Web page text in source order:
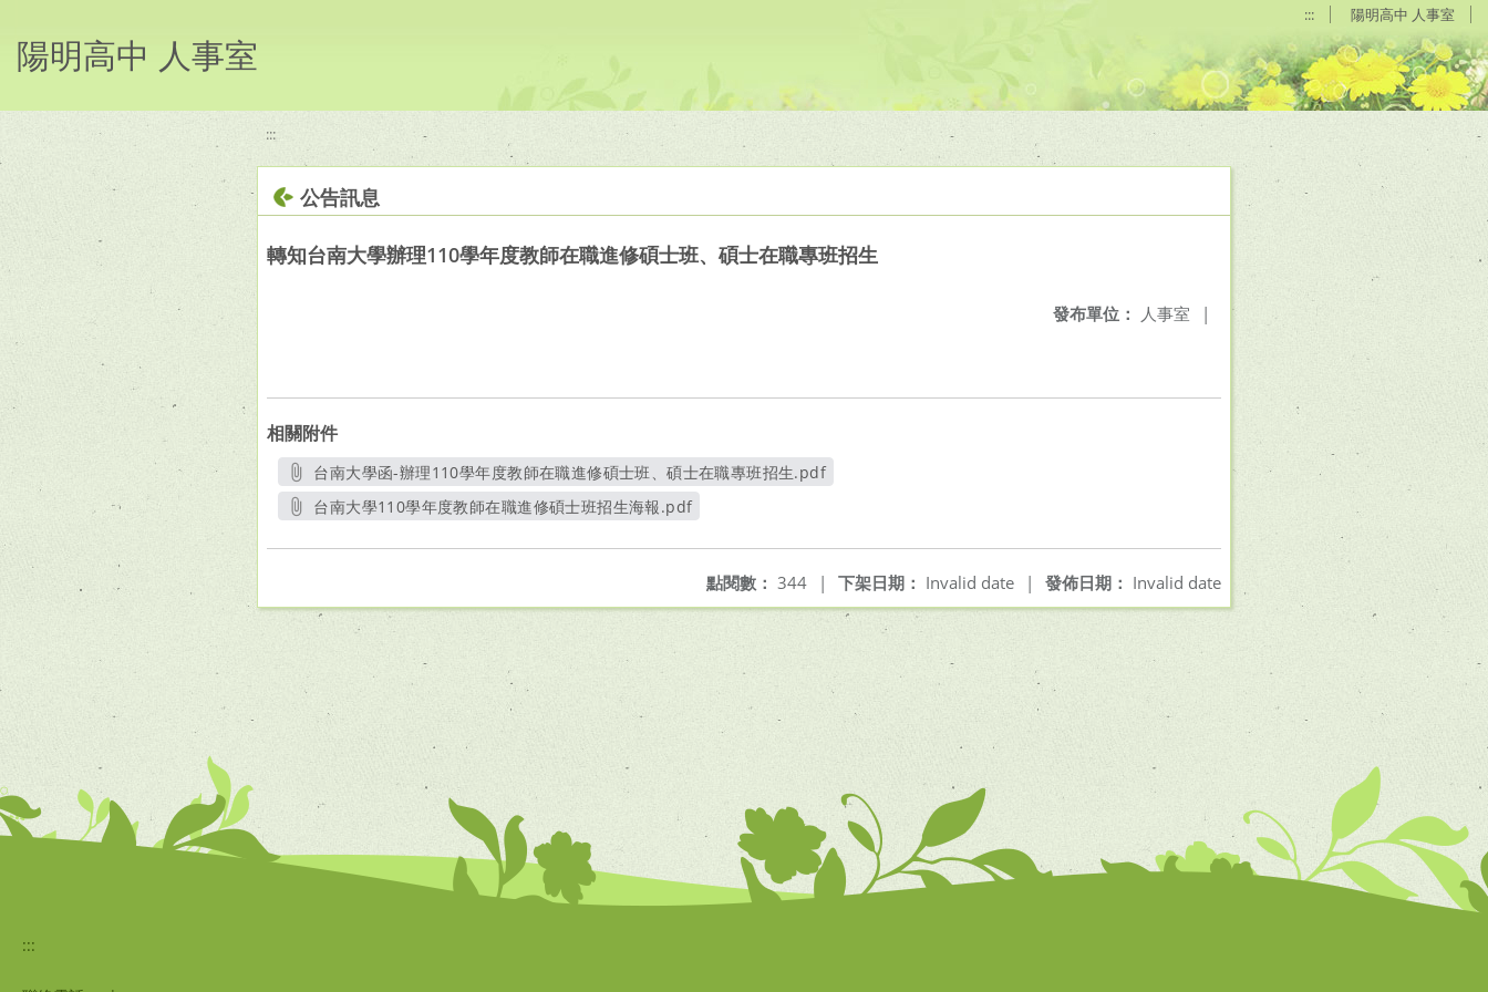
::: 陽明高中 人事室
陽明高中 人事室
:::
公告訊息
轉知台南大學辦理110學年度教師在職進修碩士班、碩士在職專班招生
發布單位： 人事室 |
相關附件
台南大學函-辦理110學年度教師在職進修碩士班、碩士在職專班招生.pdf
另開新視窗
台南大學110學年度教師在職進修碩士班招生海報.pdf
發佈日期： Invalid date
下架日期： Invalid date |
點閱數： 344 |
:::